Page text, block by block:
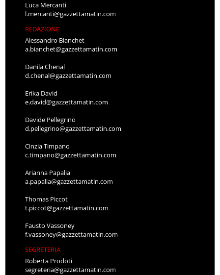
Luca Mercanti
l.mercanti@gazzettamatin.com
REDAZIONE
Alessandro Bianchet
a.bianchet@gazzettamatin.com
Danila Chenal
d.chenal@gazzettamatin.com
Erika David
e.david@gazzettamatin.com
Davide Pellegrino
d.pellegrino@gazzettamatin.com
Cinzia Timpano
c.timpano@gazzettamatin.com
Arianna Papalia
a.papalia@gazzettamatin.com
Thomas Piccot
t.piccot@gazzettamatin.com
Fausto Vassoney
f.vassoney@gazzettamatin.com
SEGRETERIA
Roberta Prodoti
segreteria@gazzettamatin.com